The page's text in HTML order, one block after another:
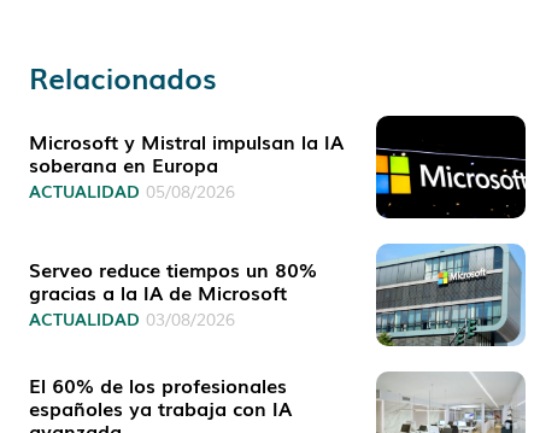
Relacionados
Microsoft y Mistral impulsan la IA
soberana en Europa
ACTUALIDAD 05/08/2026
Serveo reduce tiempos un 80%
gracias a la IA de Microsoft
ACTUALIDAD 03/08/2026
El 60% de los profesionales
españoles ya trabaja con IA